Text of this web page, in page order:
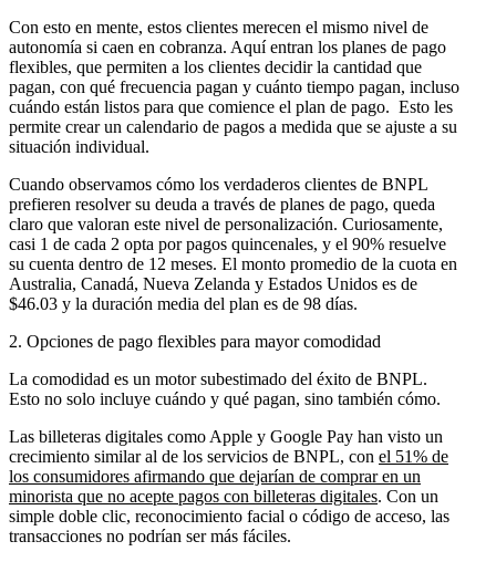
Con esto en mente, estos clientes merecen el mismo nivel de
autonomía si caen en cobranza. Aquí entran los planes de pago
flexibles, que permiten a los clientes decidir la cantidad que
pagan, con qué frecuencia pagan y cuánto tiempo pagan, incluso
cuándo están listos para que comience el plan de pago. Esto les
permite crear un calendario de pagos a medida que se ajuste a su
situación individual.
Cuando observamos cómo los verdaderos clientes de BNPL
prefieren resolver su deuda a través de planes de pago, queda
claro que valoran este nivel de personalización. Curiosamente,
casi 1 de cada 2 opta por pagos quincenales, y el 90% resuelve
su cuenta dentro de 12 meses. El monto promedio de la cuota en
Australia, Canadá, Nueva Zelanda y Estados Unidos es de
$46.03 y la duración media del plan es de 98 días.
2. Opciones de pago flexibles para mayor comodidad
La comodidad es un motor subestimado del éxito de BNPL.
Esto no solo incluye cuándo y qué pagan, sino también cómo.
Las billeteras digitales como Apple y Google Pay han visto un
crecimiento similar al de los servicios de BNPL, con el 51% de
los consumidores afirmando que dejarían de comprar en un
minorista que no acepte pagos con billeteras digitales. Con un
simple doble clic, reconocimiento facial o código de acceso, las
transacciones no podrían ser más fáciles.